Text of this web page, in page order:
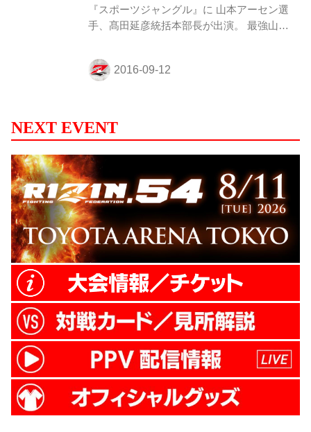
『スポーツジャングル』に 山本アーセン選
手、髙田延彦統括本部長が出演。 最強山本
紹介され、 髙田本部長がアーセン選手の強
さの秘密を明かす。 スポーツジャングル -
田雅功も知らないディープなスポーツの世
界に迫るトークバラエティー。
NEXT EVENT